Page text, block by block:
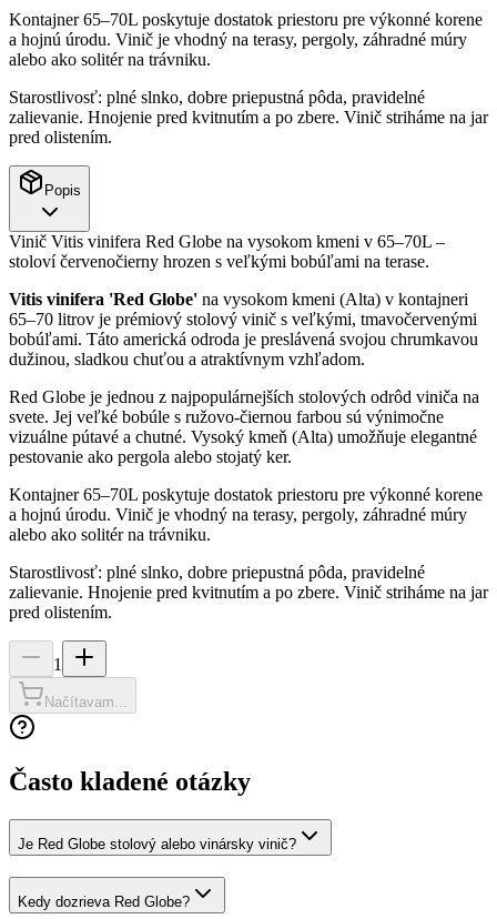
Kontajner 65–70L poskytuje dostatok priestoru pre výkonné korene
a hojnú úrodu. Vinič je vhodný na terasy, pergoly, záhradné múry
alebo ako solitér na trávniku.
Starostlivosť: plné slnko, dobre priepustná pôda, pravidelné
zalievanie. Hnojenie pred kvitnutím a po zbere. Vinič striháme na jar
pred olistením.
Popis
Vinič Vitis vinifera Red Globe na vysokom kmeni v 65–70L –
stoloví červenočierny hrozen s veľkými bobúľami na terase.
Vitis vinifera 'Red Globe' na vysokom kmeni (Alta) v kontajneri
65–70 litrov je prémiový stolový vinič s veľkými, tmavočervenými
bobúľami. Táto americká odroda je preslávená svojou chrumkavou
dužinou, sladkou chuťou a atraktívnym vzhľadom.
Red Globe je jednou z najpopulárnejších stolových odrôd viniča na
svete. Jej veľké bobúle s ružovo-čiernou farbou sú výnimočne
vizuálne pútavé a chutné. Vysoký kmeň (Alta) umožňuje elegantné
pestovanie ako pergola alebo stojatý ker.
Kontajner 65–70L poskytuje dostatok priestoru pre výkonné korene
a hojnú úrodu. Vinič je vhodný na terasy, pergoly, záhradné múry
alebo ako solitér na trávniku.
Starostlivosť: plné slnko, dobre priepustná pôda, pravidelné
zalievanie. Hnojenie pred kvitnutím a po zbere. Vinič striháme na jar
pred olistením.
1
Načítavam...
Často kladené otázky
Je Red Globe stolový alebo vinársky vinič?
Kedy dozrieva Red Globe?